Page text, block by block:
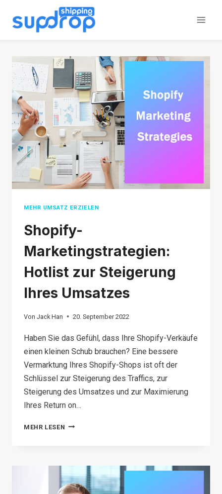
Inhalt
MEHR UMSATZ ERZIELEN
Shopify-
Marketingstrategien:
Hotlist zur Steigerung
Ihres Umsatzes
Von Jack Han 20. September 2022
Haben Sie das Gefühl, dass Ihre Shopify-Verkäufe
einen kleinen Schub brauchen? Eine bessere
Vermarktung Ihres Shopify-Shops ist oft der
Schlüssel zur Steigerung des Traffics, zur
Steigerung des Umsatzes und zur Maximierung
Ihres Return on…
MEHR LESEN SHOPIFY-
ZUR
STEIGERUNG